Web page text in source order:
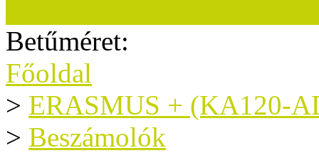
Betűméret:
Főoldal
> ERASMUS + (KA120-
> Beszámolók